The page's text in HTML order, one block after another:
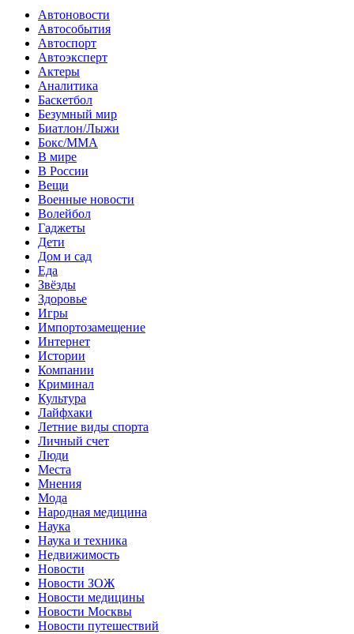
Автоновости
Автособытия
Автоспорт
Автоэксперт
Актеры
Аналитика
Баскетбол
Безумный мир
Биатлон/Лыжи
Бокс/MMA
В мире
В России
Вещи
Военные новости
Волейбол
Гаджеты
Дети
Дом и сад
Еда
Звёзды
Здоровье
Игры
Импортозамещение
Интернет
Истории
Компании
Криминал
Культура
Лайфхаки
Летние виды спорта
Личный счет
Люди
Места
Мнения
Мода
Народная медицина
Наука
Наука и техника
Недвижимость
Новости
Новости ЗОЖ
Новости медицины
Новости Москвы
Новости путешествий